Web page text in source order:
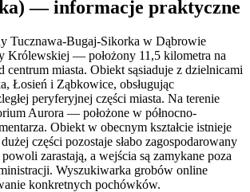
— informacje praktyczne
Tucznawa-Bugaj-Sikorka w Dąbrowie
Królewskiej — położony 11,5 kilometra na
centrum miasta. Obiekt sąsiaduje z dzielnicami
Łosień i Ząbkowice, obsługując
peryferyjnej części miasta. Na terenie
Aurora — położone w północno-
Obiekt w obecnym kształcie istnieje
części pozostaje słabo zagospodarowany
zarastają, a wejścia są zamykane poza
Wyszukiwarka grobów online
konkretnych pochówków.